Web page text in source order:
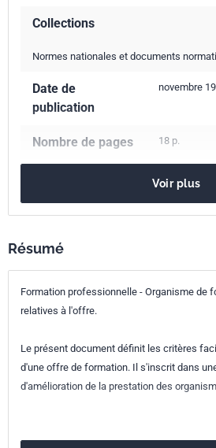
Collections
Normes nationales et documents
Date de
publication
novembre
Nombre de pages 18 p.
Codes ICS
03.100.30
classement
Voir plus
Résumé
Formation professionnelle - Organisme de
relatives à l'offre.
Le présent document définit les critères
d'une offre de formation. Il s'inscrit dans
d'amélioration de la prestation des